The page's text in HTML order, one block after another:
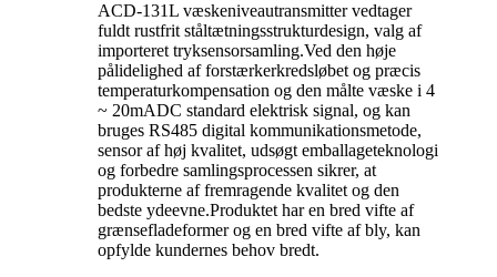
ACD-131L væskeniveautransmitter vedtager
fuldt rustfrit ståltætningsstrukturdesign, valg af
importeret tryksensorsamling.Ved den høje
pålidelighed af forstærkerkredsløbet og præcis
temperaturkompensation og den målte væske i 4
~ 20mADC standard elektrisk signal, og kan
bruges RS485 digital kommunikationsmetode,
sensor af høj kvalitet, udsøgt emballageteknologi
og forbedre samlingsprocessen sikrer, at
produkterne af fremragende kvalitet og den
bedste ydeevne.Produktet har en bred vifte af
grænsefladeformer og en bred vifte af bly, kan
opfylde kundernes behov bredt.